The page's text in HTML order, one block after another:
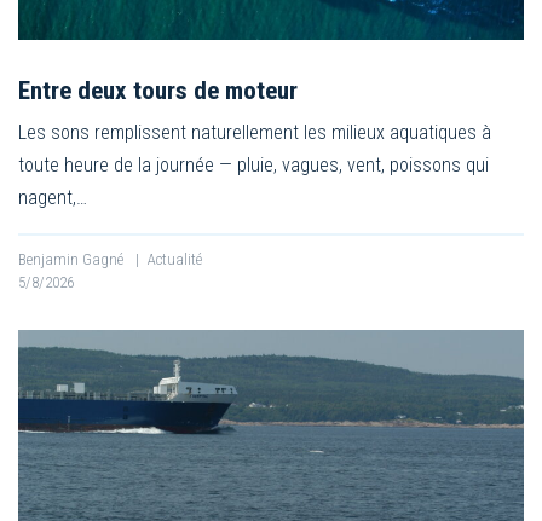
Entre deux tours de moteur
Les sons remplissent naturellement les milieux aquatiques à
toute heure de la journée — pluie, vagues, vent, poissons qui
nagent,…
Benjamin Gagné | Actualité
5/8/2026